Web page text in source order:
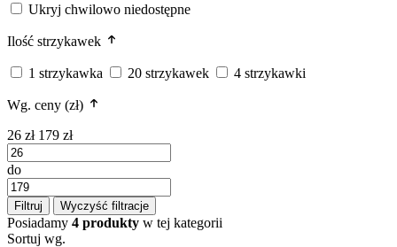
Ukryj chwilowo niedostępne
Ilość strzykawek
1 strzykawka 20 strzykawek 4 strzykawki
Wg. ceny (zł)
26 zł 179 zł
do
Filtruj Wyczyść filtracje
Posiadamy 4 produkty w tej kategorii
Sortuj wg.